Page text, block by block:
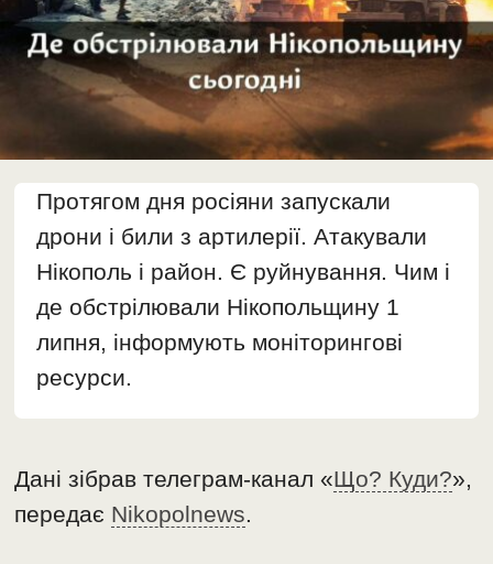
Протягом дня росіяни запускали
дрони і били з артилерії. Атакували
Нікополь і район. Є руйнування. Чим і
де обстрілювали Нікопольщину 1
липня, інформують моніторингові
ресурси.
Дані зібрав телеграм-канал «Що? Куди?»,
передає Nikopolnews.